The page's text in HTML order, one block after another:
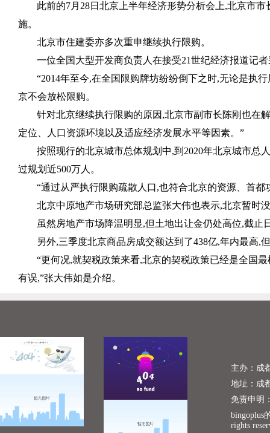
此前的7月 28日北京上半年经济形势分析会上,北京市市
施。
北京市住建委亦多次重申继续执行限购。
一位全国大型开发商负责人在接受21世纪经济报道记
“2014年至今,在全国限购牌坊纷纷倒下之时,无论是执
京不会放松限购。
针对北京继续执行限购的原因 ,北京市副市长陈刚也在
定位、人口资源环境以及适应经济发展水平等因素。”
按照现行的北京城市总体规划中,到 2020年北京城市总
过规划近500万人。
“通过从严执行限购疏散人口,也符合北京的资源、首都
北京中原地产市场研究部总监张大伟也表示,北京暂时
虽然房地产市场降温明显,但土地出让金仍处高位,截止
另外,三季度北京商品房成交额达到了438亿,年内最高,
“更何况,就契税政策来看,北京的契税政策已经是全国最
有误,”张大伟如是介绍。
主办：成
地址：成
免责申明
bingoplus
rights